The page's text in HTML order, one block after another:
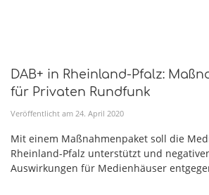
DAB+ in Rheinland-Pfalz:
für Privaten Rundfunk
Veröffentlicht am 24. April 2020
Mit einem Maßnahmenpaket soll die
Rheinland-Pfalz unterstützt und
Auswirkungen für Medienhäuser